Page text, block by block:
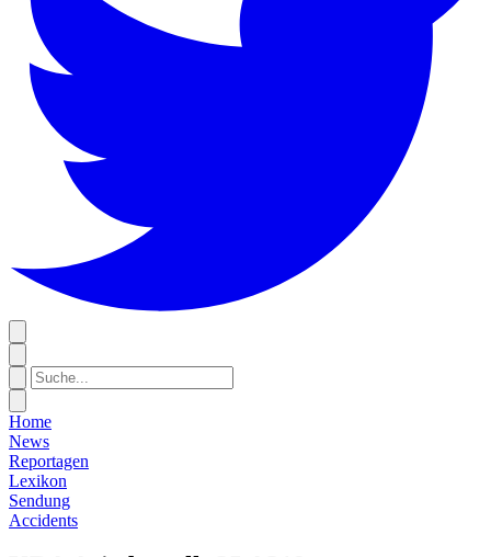
Home
News
Reportagen
Lexikon
Sendung
Accidents